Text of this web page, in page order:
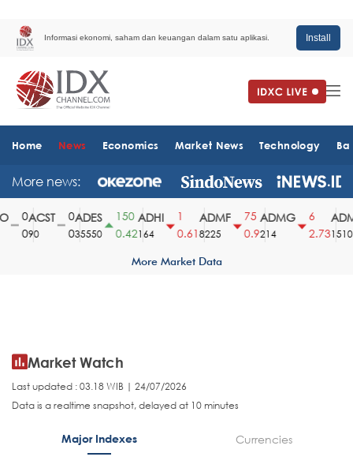
Informasi ekonomi, saham dan keuangan dalam satu aplikasi. Install
Home News Economics Market News Technology
More news:
ACST
90
ADES
35550
150
0.42
ADHI
164
0.61
ADMF
8225
75
0.9
ADMG
214
2.73
ADMR
1510
More Market Data
Market Watch
Last updated : 03.18 WIB | 24/07/2026
Data is a realtime snapshot, delayed at 10 minutes
Major Indexes Currencies